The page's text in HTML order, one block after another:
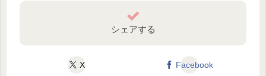
シェアする
X Facebook